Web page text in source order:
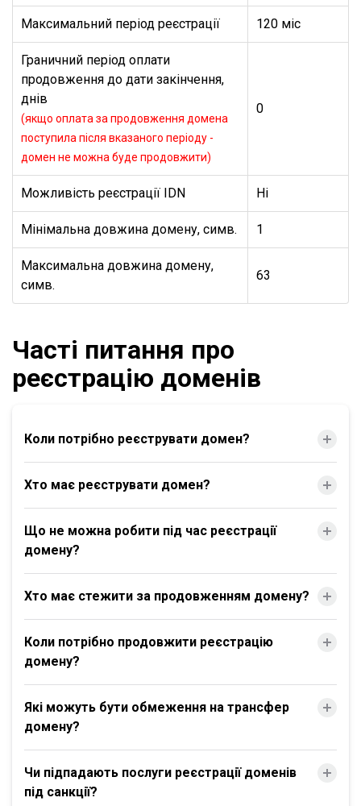
Максимальний період реєстрації 120 міс
Граничний період оплати
продовження до дати закінчення,
днів
(якщо оплата за продовження домена
поступила після вказаного періоду -
домен не можна буде продовжити)
0
Можливість реєстрації IDN Ні
Мінімальна довжина домену, симв. 1
Максимальна довжина домену,
симв.
63
Часті питання про
реєстрацію доменів
Коли потрібно реєструвати домен?
Хто має реєструвати домен?
Що не можна робити під час реєстрації
домену?
Хто має стежити за продовженням домену?
Коли потрібно продовжити реєстрацію
домену?
Які можуть бути обмеження на трансфер
домену?
Чи підпадають послуги реєстрації доменів
під санкції?